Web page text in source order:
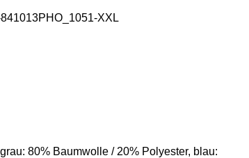
XXL
80% Baumwolle / 20% Polyester, blau: